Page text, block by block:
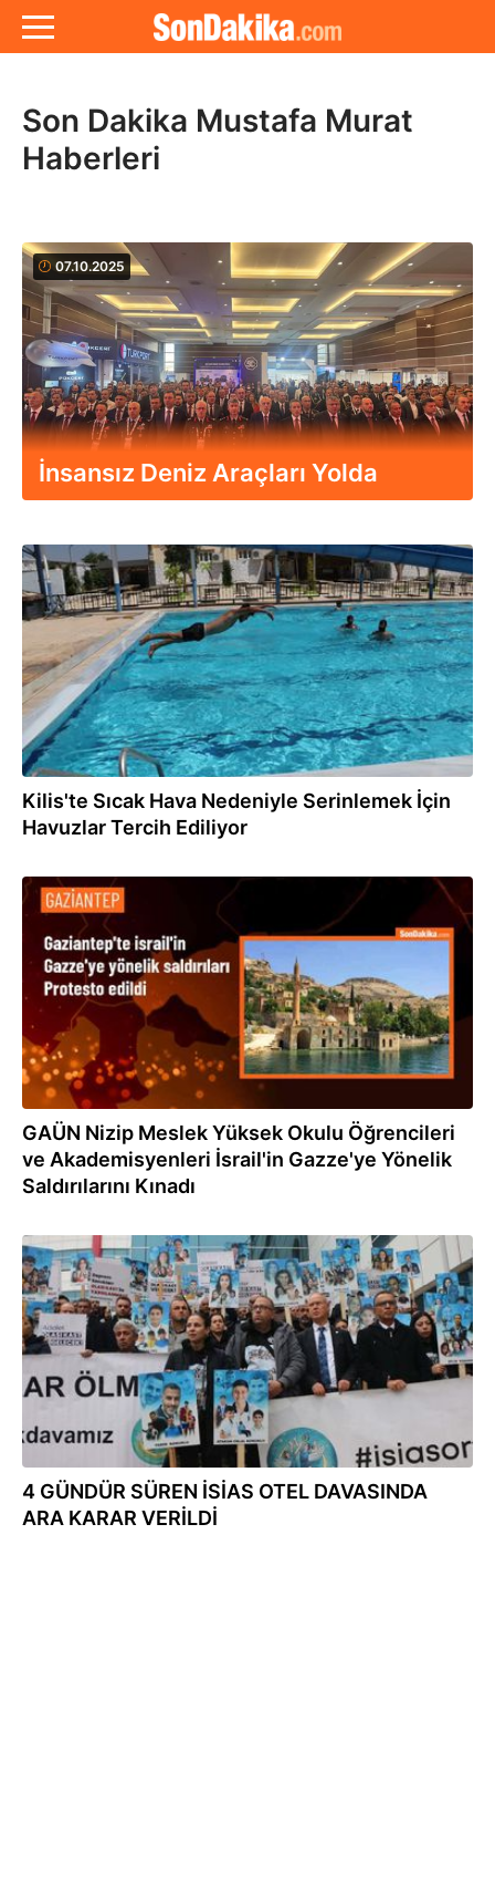
Son Dakika Mustafa Murat
Haberleri
07.10.2025
İnsansız Deniz Araçları Yolda
11.07.2024
Kilis'te Sıcak Hava Nedeniyle Serinlemek İçin
Havuzlar Tercih Ediliyor
23.05.2024
GAÜN Nizip Meslek Yüksek Okulu Öğrencileri
ve Akademisyenleri İsrail'in Gazze'ye Yönelik
Saldırılarını Kınadı
06.01.2024
4 GÜNDÜR SÜREN İSİAS OTEL DAVASINDA
ARA KARAR VERİLDİ